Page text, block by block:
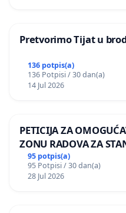
Pretvorimo Tijat u
136 potpis(a)
136 Potpisi / 30 dan(a)
14 Jul 2026
PETICIJA ZA
ZONU RADOVA ZA
Kamensko i Lemić Brdo
95 potpis(a)
95 Potpisi / 30 dan(a)
28 Jul 2026